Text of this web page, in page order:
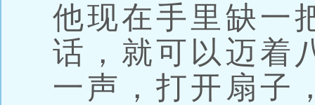
他现在手里缺一
话，就可以迈着
一声，打开扇子